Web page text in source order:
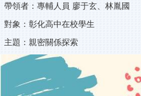
帶領者：專輔人員 廖于玄、林胤國
對象：彰化高中在校學生
主題：親密關係探索